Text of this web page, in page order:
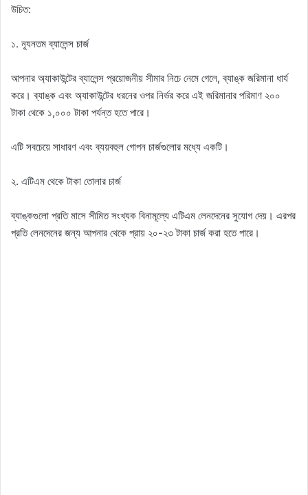
উচিত:
১. ন্যূনতম ব্যালেন্স চার্জ
আপনার অ্যাকাউন্টের ব্যালেন্স প্রয়োজনীয় সীমার নিচে নেমে গেলে, ব্যাঙ্ক জরিমানা ধার্য
করে। ব্যাঙ্ক এবং অ্যাকাউন্টের ধরনের ওপর নির্ভর করে এই জরিমানার পরিমাণ ২০০
টাকা থেকে ১,০০০ টাকা পর্যন্ত হতে পারে।
এটি সবচেয়ে সাধারণ এবং ব্যয়বহুল গোপন চার্জগুলোর মধ্যে একটি।
২. এটিএম থেকে টাকা তোলার চার্জ
ব্যাঙ্কগুলো প্রতি মাসে সীমিত সংখ্যক বিনামূল্যে এটিএম লেনদেনের সুযোগ দেয়। এরপর
প্রতি লেনদেনের জন্য আপনার থেকে প্রায় ২০-২৩ টাকা চার্জ করা হতে পারে।